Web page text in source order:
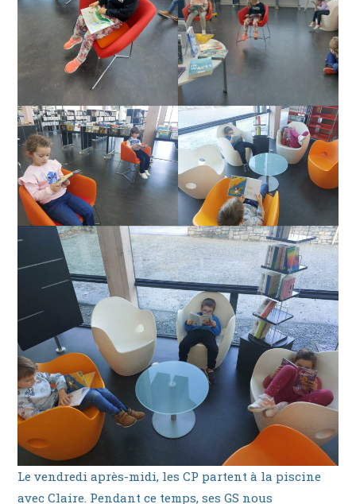
Le vendredi après-midi, les CP partent à la piscine
avec Claire. Pendant ce temps, ses GS nous